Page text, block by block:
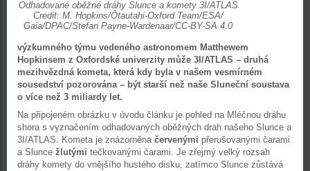
Odhadované oběžné dráhy Slunce a komety 3I/ATLAS
Credit: M. Hopkins/Ōtautahi-Oxford Team/ESA/
Gaia/DPAC/Stefan Payne-Wardenaar/CC-BY-SA 4.0
výzkumného týmu vedeného astronomem Matthewem
Hopkinsem z Oxfordské univerzity může 3I/ATLAS – druhá
mezihvězdná kometa, která kdy byla v našem vesmírném
sousedství pozorována – být starší než naše Sluneční soustava
o více než 3 miliardy let.
Na připojeném obrázku v úvodu článku je pohled na Mléčnou dráhu
shora s vyznačením odhadovaných oběžných drah našeho Slunce a
3I/ATLAS. Kometa je znázorněna červenými přerušovanými čarami
a Slunce žlutými tečkovanými čarami. Je zřejmý velký rozsah
dráhy komety do vnějšího hustého disku, zatímco Slunce zůstává